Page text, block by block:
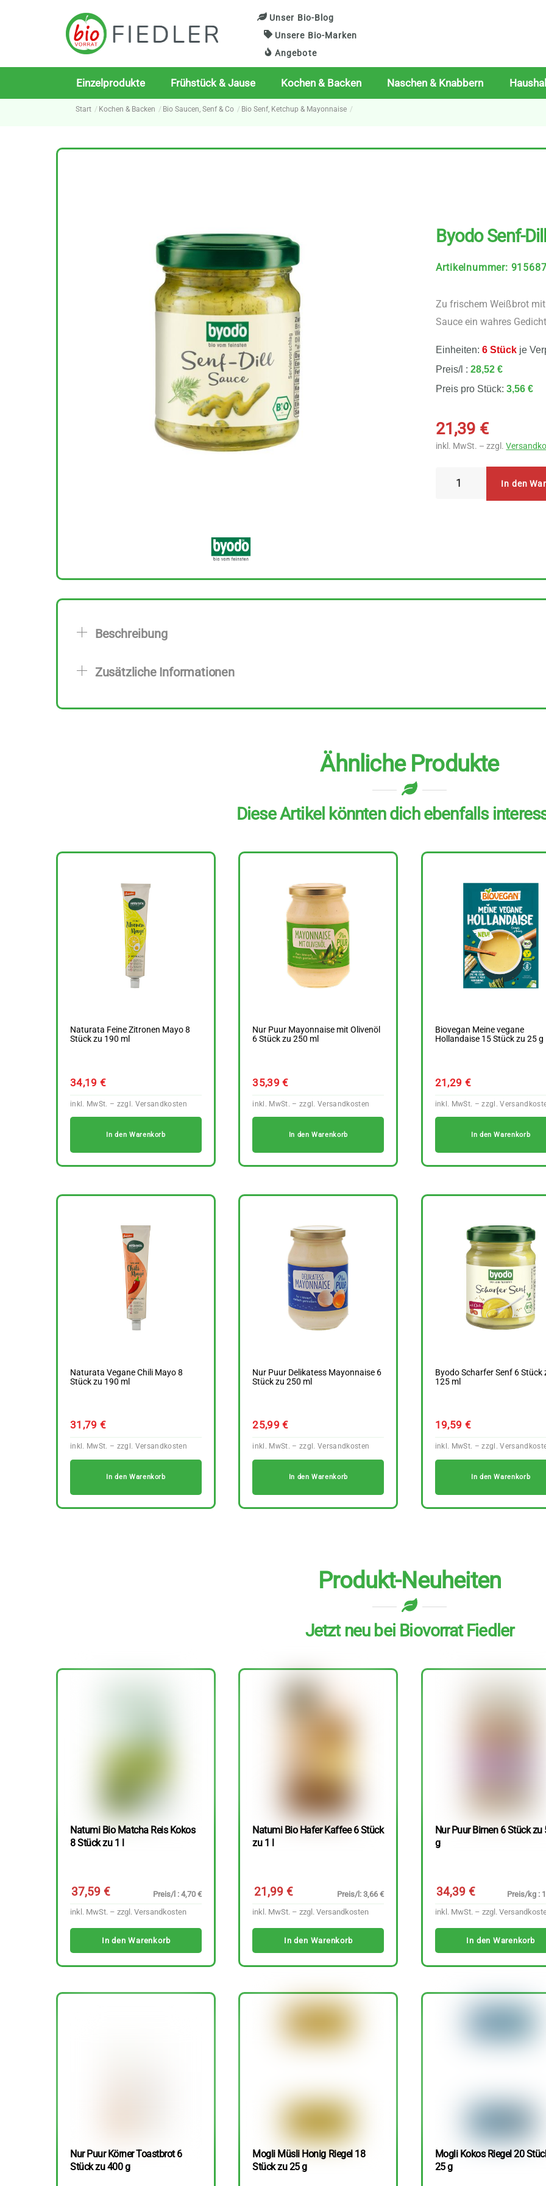
Unser Bio-Blog
Unsere Bio-Marken
Angebote
Einzelprodukte Frühstück & Jause Kochen & Backen Naschen & Knabbern
Start Kochen & Backen Bio Saucen, Senf & Co Bio Senf, Ketchup & Mayonnaise
Byodo Senf-
Artikelnummer:
Zu frischem Weißbrot
Sauce ein wahres
Einheiten:6 Stück je
Preis/l :28,52 €
Preis pro Stück:3,56 €
21,39 €
inkl. MwSt. – zzgl.
zu
125
In den
Beschreibung
Zusätzliche Informationen
Ähnliche Produkte
Diese Artikel könnten dich ebenfalls
Naturata Feine Zitronen Mayo 8
Stück zu 190 ml
34,19€
In den Warenkorb
Nur Puur Mayonnaise mit Olivenöl
6 Stück zu 250 ml
35,39€
In den Warenkorb
Biovegan Meine vegane
Hollandaise 15 Stück zu 25 g
21,29 €
In den Warenkorb
Naturata Vegane Chili Mayo 8
Stück zu 190 ml
31,79€
In den Warenkorb
Nur Puur Delikatess Mayonnaise 6
Stück zu 250 ml
25,99€
In den Warenkorb
Byodo Scharfer Senf 6 Stück
125 ml
19,59 €
In den Warenkorb
Produkt-Neuheiten
Jetzt neu bei Biovorrat Fiedler
Natumi Bio Matcha Reis Kokos
8 Stück zu 1 l
37,59€
Preis/l : 4,70 €
inkl. MwSt. – zzgl. Versandkosten
In den Warenkorb
Natumi Bio Hafer Kaffee 6 Stück
zu 1 l
21,99 €
Preis/l: 3,66 €
inkl. MwSt. – zzgl.Versandkosten
In den Warenkorb
Nur Puur Birnen 6 Stück zu
g
34,39 €
Preis/kg :
inkl. MwSt. – zzgl.
In den Warenkorb
Nur Puur Körner Toastbrot 6
Stück zu 400 g
Mogli Müsli Honig Riegel 18
Stück zu 25 g
Mogli Kokos Riegel 20
25 g